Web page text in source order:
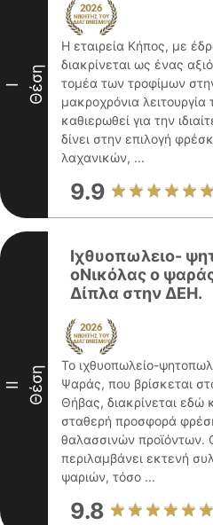
I Θέση
Η εταιρεία Κήπος, με
διακρίνεται ως ένας
τομέα των τροφίμων
μακροχρόνια λειτουργία
καθιερωθεί για την
δίνει στην επιλογή
λαχανικών, ...
9.9
II Θέση
Ιχθυοπωλειο-
οΝικόλας ο
Δίπλα στην ΔΕΗ.
Το ιχθυοπωλείο-
Ψαράς, που βρίσκεται
Θήβας, διακρίνεται εδώ
σταθερή προσφορά
θαλασσινών προϊόντων.
περιλαμβάνει εκτενή
ψαριών, τόσο ...
9.8